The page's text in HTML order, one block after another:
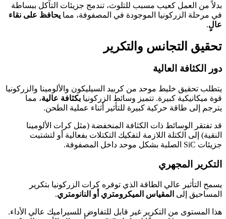
بدلاً من العمل كعيب مسبب للتلوث، تندمج جزيئات التآكل ببساطة
في مرحلة الزركونيا الموجودة في المصفوفة، مما يحافظ على نقاء
عالٍ.
تحقيق التجانس والتكرير
دور الكثافة العالية
يتطلب تحقيق خليط موحد من كربيد السيليكون والألومينا والزركونيا
قوة ميكانيكية كبيرة. تتميز وسائط الزركونيا بكثافة عالية، مما
يترجم إلى طاقة حركية كبيرة للتأثير أثناء عملية الطحن.
قد تفتقر الوسائط ذات الكثافة المنخفضة (مثل كرات الألومينا
النقية) إلى الكتلة اللازمة لتفكيك التكتلات بفعالية أو لتشتيت
جزيئات SiC الصلبة بشكل موحد داخل المصفوفة.
التكرير المجهري
يسمح التأثير عالي الطاقة الذي توفره كرات الزركونيا بتكرير
المساحيق إلى المقياس الميكرومتري أو النانومتري.
هذا المستوى من التكرير غير قابل للتفاوض للسيراميك عالي الأداء.